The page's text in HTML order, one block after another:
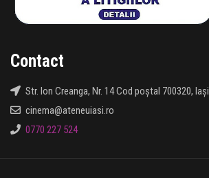
Contact
Str. Ion Creanga, Nr. 14 Cod poștal 700320, Iași
cinema@ateneuiasi.ro
0770 227 524